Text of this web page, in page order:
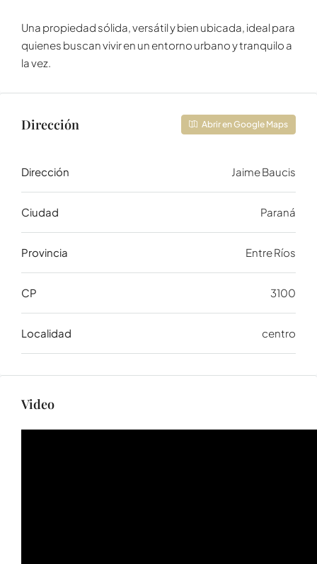
Una propiedad sólida, versátil y bien ubicada, ideal para
quienes buscan vivir en un entorno urbano y tranquilo a
la vez.
Dirección Abrir en Google Maps
Dirección Jaime Baucis
Ciudad Paraná
Provincia Entre Ríos
CP 3100
Localidad centro
Video